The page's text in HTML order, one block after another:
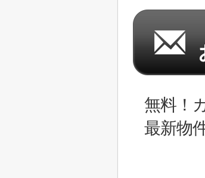
無料！
最新物